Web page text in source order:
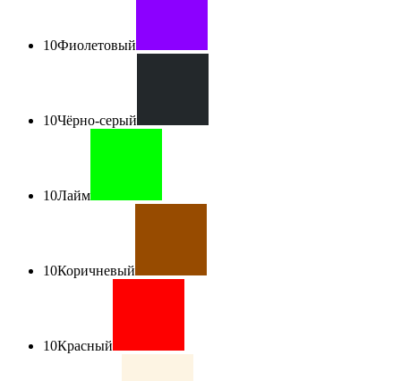
10Фиолетовый
10Чёрно-серый
10Лайм
10Коричневый
10Красный